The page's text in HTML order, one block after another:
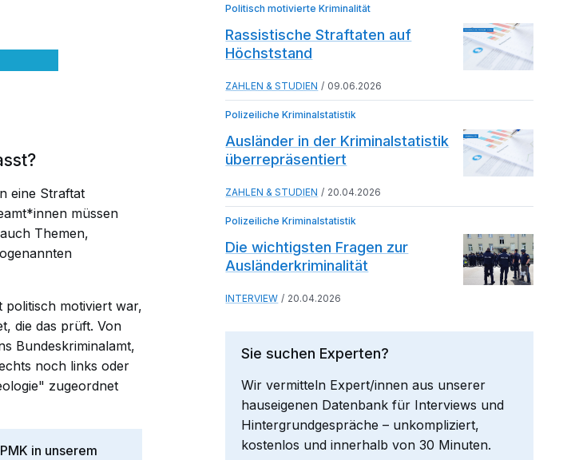
eine Straftat
müssen
Themen,
politisch motiviert war,
die das prüft. Von
Bundeskriminalamt,
noch links oder
zugeordnet
in unserem
Politisch motivierte Kriminalität
Rassistische Straftaten auf
Höchststand
ZAHLEN & STUDIEN 09.06.2026
Polizeiliche Kriminalstatistik
Ausländer in der Kriminalstatistik
überrepräsentiert
ZAHLEN & STUDIEN 20.04.2026
Polizeiliche Kriminalstatistik
Die wichtigsten Fragen zur
Ausländerkriminalität
INTERVIEW 20.04.2026
Sie suchen Experten?
Wir vermitteln Expert/innen aus unserer
hauseigenen Datenbank für Interviews und
Hintergrundgespräche – unkompliziert,
kostenlos und innerhalb von 30 Minuten.